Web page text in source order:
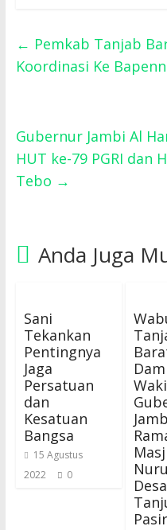
← Pemkab Tanjab
Koordinasi Ke
Gubernur Jambi Al
HUT ke-79 PGRI dan
Tebo →
Anda Juga
Sani
Tekankan
Pentingnya
Jaga
Persatuan
dan
Kesatuan
Bangsa
15 Agustus
2022
0
Desa
Pasir